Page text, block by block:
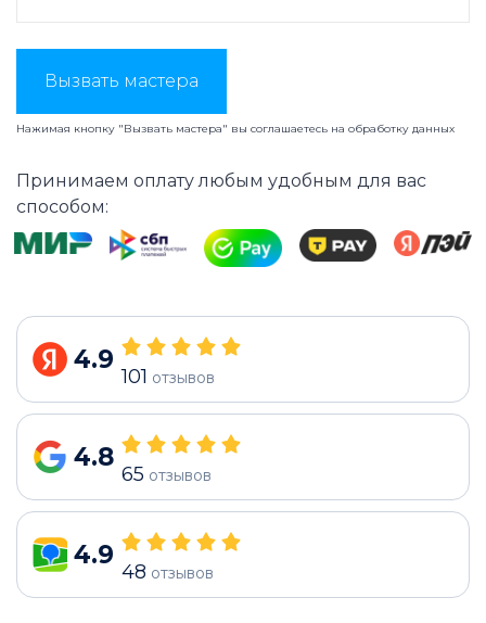
Вызвать мастера
Нажимая кнопку "Вызвать мастера" вы соглашаетесь на обработку данных
Принимаем оплату любым удобным для вас
способом:
4.9
101 отзывов
4.8
65 отзывов
4.9
48 отзывов